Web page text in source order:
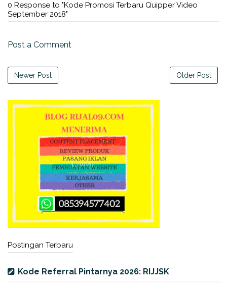
0 Response to "Kode Promosi Terbaru Quipper Video
September 2018"
Post a Comment
Newer Post Older Post
Postingan Terbaru
Kode Referral Pintarnya 2026: RIJJSK